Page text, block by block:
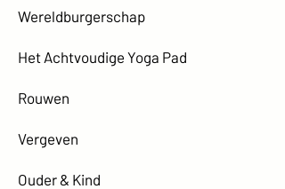
Wereldburgerschap
Het Achtvoudige Yoga Pad
Rouwen
Vergeven
Ouder & Kind